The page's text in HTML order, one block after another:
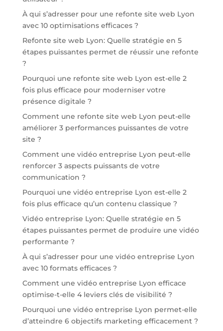
À qui s’adresser pour une refonte site web Lyon
avec 10 optimisations efficaces ?
Refonte site web Lyon: Quelle stratégie en 5
étapes puissantes permet de réussir une refonte
?
Pourquoi une refonte site web Lyon est-elle 2
fois plus efficace pour moderniser votre
présence digitale ?
Comment une refonte site web Lyon peut-elle
améliorer 3 performances puissantes de votre
site ?
Comment une vidéo entreprise Lyon peut-elle
renforcer 3 aspects puissants de votre
communication ?
Pourquoi une vidéo entreprise Lyon est-elle 2
fois plus efficace qu’un contenu classique ?
Vidéo entreprise Lyon: Quelle stratégie en 5
étapes puissantes permet de produire une vidéo
performante ?
À qui s’adresser pour une vidéo entreprise Lyon
avec 10 formats efficaces ?
Comment une vidéo entreprise Lyon efficace
optimise-t-elle 4 leviers clés de visibilité ?
Pourquoi une vidéo entreprise Lyon permet-elle
d’atteindre 6 objectifs marketing efficacement ?